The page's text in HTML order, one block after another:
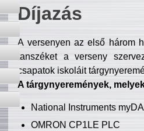
Díjazás
A versenyen az első három
tanszéket a verseny
csapatok iskoláit
A tárgynyeremények,
National Instruments
OMRON CP1LE PLC